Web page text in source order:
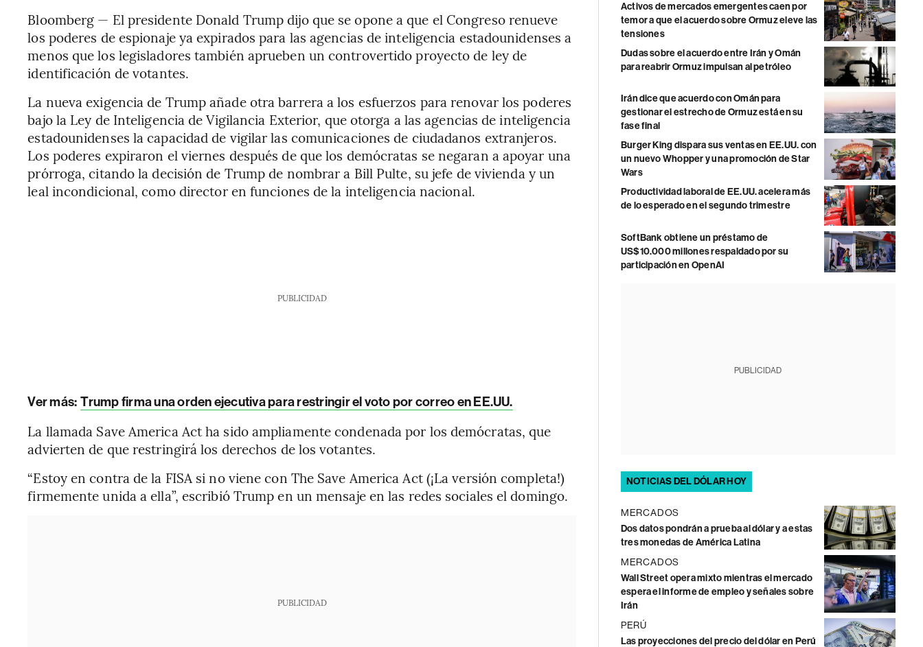
Bloomberg — El presidente Donald Trump dijo que se opone a que el Congreso renueve
los poderes de espionaje ya expirados para las agencias de inteligencia estadounidenses a
menos que los legisladores también aprueben un controvertido proyecto de ley de
identificación de votantes.
La nueva exigencia de Trump añade otra barrera a los esfuerzos para renovar los poderes
bajo la Ley de Inteligencia de Vigilancia Exterior, que otorga a las agencias de inteligencia
estadounidenses la capacidad de vigilar las comunicaciones de ciudadanos extranjeros.
Los poderes expiraron el viernes después de que los demócratas se negaran a apoyar una
prórroga, citando la decisión de Trump de nombrar a Bill Pulte, su jefe de vivienda y un
leal incondicional, como director en funciones de la inteligencia nacional.
PUBLICIDAD
Ver más: Trump firma una orden ejecutiva para restringir el voto por correo en EE.UU.
La llamada Save America Act ha sido ampliamente condenada por los demócratas, que
advierten de que restringirá los derechos de los votantes.
“Estoy en contra de la FISA si no viene con The Save America Act (¡La versión completa!)
firmemente unida a ella”, escribió Trump en un mensaje en las redes sociales el domingo.
PUBLICIDAD
Activos de mercados emergentes caen por
temor a que el acuerdo sobre Ormuz eleve las
tensiones
Dudas sobre el acuerdo entre Irán y Omán
para reabrir Ormuz impulsan al petróleo
Irán dice que acuerdo con Omán para
gestionar el estrecho de Ormuz está en su
fase final
Burger King dispara sus ventas en EE.UU. con
un nuevo Whopper y una promoción de Star
Wars
Productividad laboral de EE.UU. acelera más
de lo esperado en el segundo trimestre
SoftBank obtiene un préstamo de
US$10.000 millones respaldado por su
participación en OpenAI
PUBLICIDAD
NOTICIAS DEL DÓLAR HOY
MERCADOS
Dos datos pondrán a prueba al dólar y a estas
tres monedas de América Latina
MERCADOS
Wall Street opera mixto mientras el mercado
espera el informe de empleo y señales sobre
Irán
PERÚ
Las proyecciones del precio del dólar en Perú